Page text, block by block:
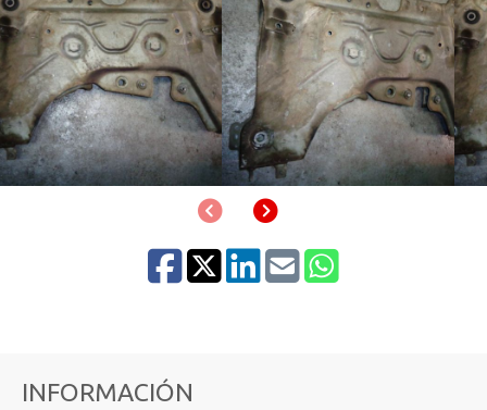
AnteriorSiguiente
INFORMACIÓN